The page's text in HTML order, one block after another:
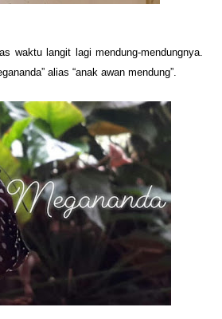
waktu langit lagi mendung-mendungnya.
alias “anak awan mendung”.